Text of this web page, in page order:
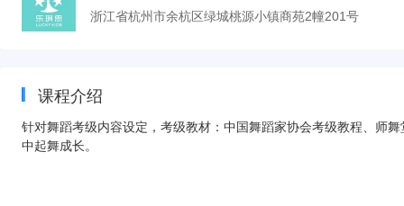
浙江省杭州市余杭区绿城桃源小镇商苑2幢201号
课程介绍
针对舞蹈考级内容设定，考级教材：中国舞蹈家协会考级教程、师
中起舞成长。